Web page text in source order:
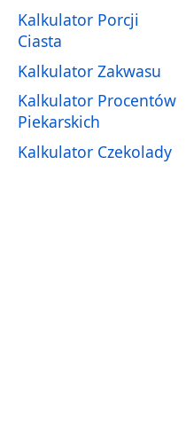
Kalkulator Porcji
Ciasta
Kalkulator Zakwasu
Kalkulator Procentów
Piekarskich
Kalkulator Czekolady